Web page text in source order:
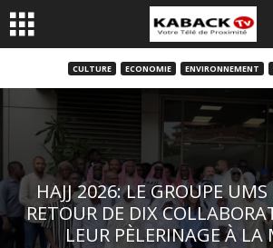
CULTURE ECONOMIE ENVIRONNEMENT
HAJJ 2026: LE GROUPE UMS
RETOUR DE DIX
LEUR PÈLERINAGE À LA